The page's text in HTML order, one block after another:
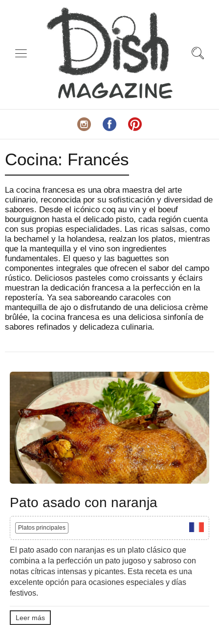
Cocina: Francés
La cocina francesa es una obra maestra del arte
culinario, reconocida por su sofisticación y diversidad de
sabores. Desde el icónico coq au vin y el boeuf
bourguignon hasta el delicado pisto, cada región cuenta
con sus propias especialidades. Las ricas salsas, como
la bechamel y la holandesa, realzan los platos, mientras
que la mantequilla y el vino son ingredientes
fundamentales. El queso y las baguettes son
componentes integrales que ofrecen el sabor del campo
rústico. Deliciosos pasteles como croissants y éclairs
muestran la dedicación francesa a la perfección en la
repostería. Ya sea saboreando caracoles con
mantequilla de ajo o disfrutando de una deliciosa crème
brûlée, la cocina francesa es una deliciosa sinfonía de
sabores refinados y delicadeza culinaria.
Pato asado con naranja
Platos principales
El pato asado con naranjas es un plato clásico que
combina a la perfección un pato jugoso y sabroso con
notas cítricas intensas y picantes. Esta receta es una
excelente opción para ocasiones especiales y días
festivos.
Leer más